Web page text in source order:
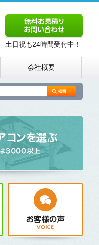
土日祝も24時間受付中！
会社概要